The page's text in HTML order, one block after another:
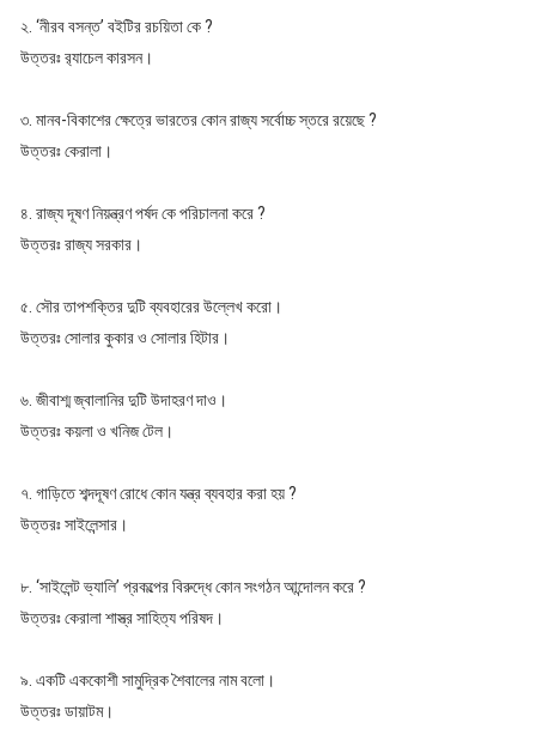
২. ‘নীরব বসন্ত’ বইটির রচয়িতা কে ?
উত্তরঃ র‍্যাচেল কারসন।
৩. মানব-বিকাশের ক্ষেত্রে ভারতের কোন রাজ্য সর্বোচ্চ স্তরে রয়েছে ?
উত্তরঃ কেরালা।
৪. রাজ্য দূষণ নিয়ন্ত্রণ পর্ষদ কে পরিচালনা করে ?
উত্তরঃ রাজ্য সরকার।
৫. সৌর তাপশক্তির দুটি ব্যবহারের উল্লেখ করো।
উত্তরঃ সোলার কুকার ও সোলার হিটার।
৬. জীবাশ্ম জ্বালানির দুটি উদাহরণ দাও।
উত্তরঃ কয়লা ও খনিজ টেল।
৭. গাড়িতে শব্দদূষণ রোধে কোন যন্ত্র ব্যবহার করা হয় ?
উত্তরঃ সাইলেন্সার।
৮. ‘সাইলেন্ট ভ্যালি’ প্রকল্পের বিরুদ্ধে কোন সংগঠন আন্দোলন করে ?
উত্তরঃ কেরালা শাস্ত্র সাহিত্য পরিষদ।
৯. একটি এককোশী সামুদ্রিক শৈবালের নাম বলো।
উত্তরঃ ডায়াটম।